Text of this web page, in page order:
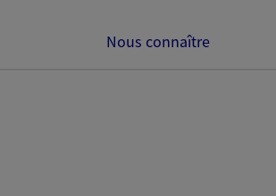
Nous connaître